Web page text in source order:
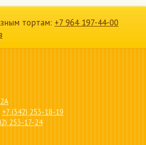
тортам: +7 964 197-44-00
+7 (342) 253-18-19
253-17-24